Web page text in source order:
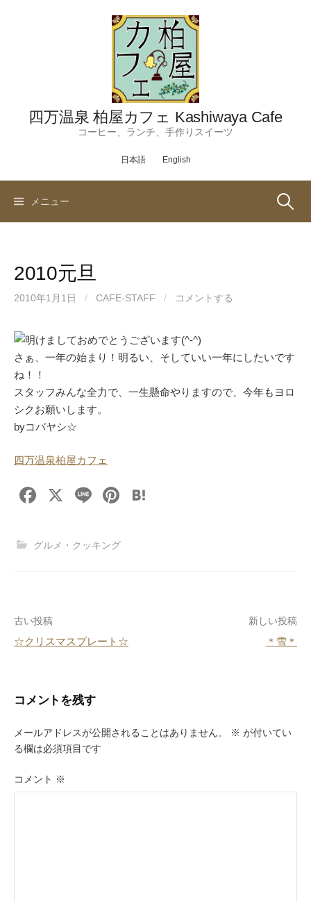
四万温泉 柏屋カフェ Kashiwaya Cafe
コーヒー、ランチ、手作りスイーツ
日本語 English
メニュー 検
2010元旦
2010年1月1日 / CAFE-STAFF / コメントする
明けましておめでとうございます(^-^)
さぁ、一年の始まり！明るい、そしていい一年にしたいです
ね！！
スタッフみんな全力で、一生懸命やりますので、今年もヨロ
シクお願いします。
byコバヤシ☆
四万温泉柏屋カフェ
F
c
o
k
X
Li
e
Pi
グルメ・クッキング
投
稿
ビ
ゲ
ー
シ
古い投稿
☆クリスマスプレート☆
新しい投稿
＊雪＊
コメントを残す
メールアドレスが公開されることはありません。 ※ が付いてい
る欄は必須項目です
コメント ※